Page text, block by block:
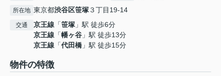
所在地 東京都渋谷区笹塚３丁目19-14
交通 京王線 「笹塚 」駅 徒歩6分
京王線 「幡ヶ谷 」駅 徒歩13分
京王線 「代田橋 」駅 徒歩15分
物件の特徴